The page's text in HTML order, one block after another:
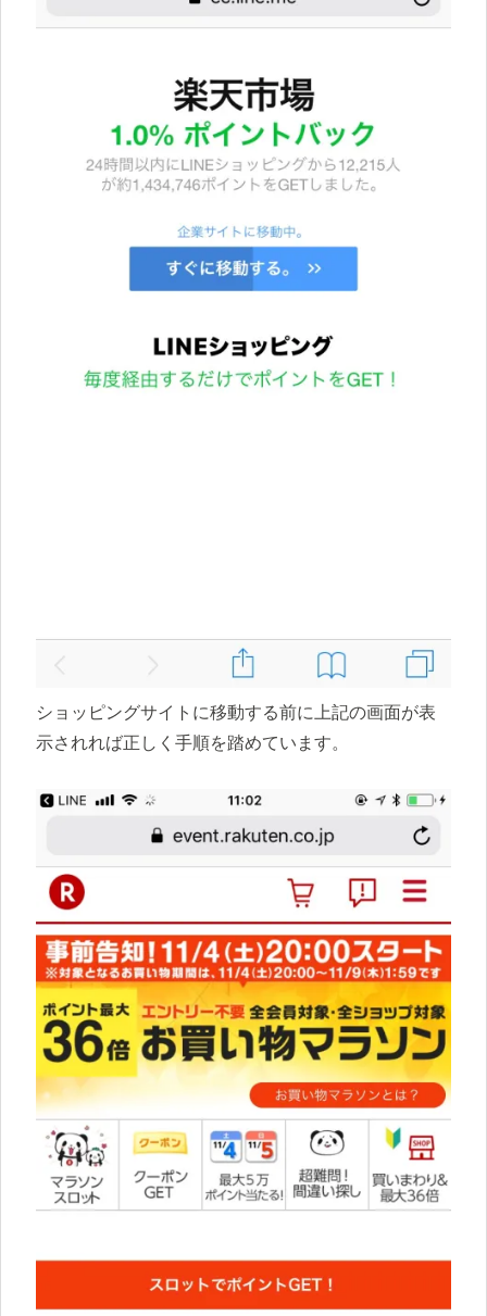
ショッピングサイトに移動する前に上記の画面が表
示されれば正しく手順を踏めています。